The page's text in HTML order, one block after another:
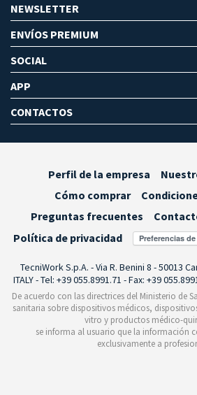
NEWSLETTER
ENVÍOS PREMIUM
SOCIAL
APP
CONTACTOS
Perfil de la empresa
Cómo comprar
Preguntas frecuentes
Política de privacidad
Preferencias
TecniWork S.p.A. - Via R. Benini 8 - 50013
ITALY - Tel: +39 055.8991.71 - Fax: +39
De acuerdo con las directrices del Ministerio de
sanitaria sobre dispositivos médicos,
vitro y productos médico-
se informa al usuario que la información
exclusivamente a